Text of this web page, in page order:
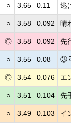
○ 3.65 0.11 逃げ
○ 3.58 0.092 晴れ
◎ 3.58 0.092 先行
○ 3.55 0.08 ③号
◎ 3.54 0.076 エン
○ 3.51 0.104 先手
○ 3.49 0.103 イン